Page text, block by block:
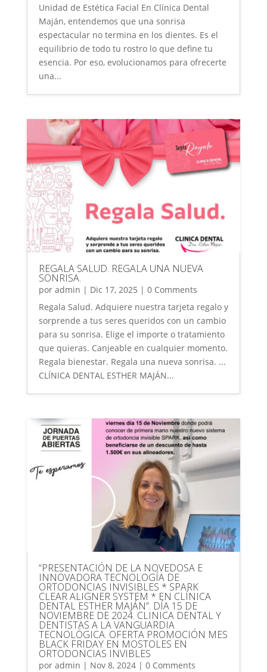
Unidad de Estética Facial En Clínica Dental
Maján, entendemos que una sonrisa
espectacular no termina en los dientes. Es el
equilibrio de todo tu rostro lo que define tu
esencia. Por eso, evolucionamos para ofrecerte
una...
REGALA SALUD. REGALA UNA NUEVA
SONRISA.
por admin | Dic 17, 2025 | 0 Comments
Regala Salud. Adquiere nuestra tarjeta regalo y
sorprende a tus seres queridos con un cambio
para su sonrisa. Elige el importe o tratamiento
que quieras. Canjeable en cualquier momento.
Regala bienestar. Regala una nueva sonrisa. ...
CLÍNICA DENTAL ESTHER MAJÁN...
“PRESENTACIÓN DE LA NOVEDOSA E
INNOVADORA TECNOLOGÍA DE
ORTODONCIAS INVISIBLES * SPARK
CLEAR ALIGNER SYSTEM * EN CLÍNICA
DENTAL ESTHER MAJÁN”. DÍA 15 DE
NOVIEMBRE DE 2024. CLINICA DENTAL Y
DENTISTAS A LA VANGUARDIA
TECNOLÓGICA. OFERTA PROMOCIÓN MES
BLACK FRIDAY EN MOSTOLES EN
ORTODONCIAS INVIBLES
por admin | Nov 8, 2024| 0 Comments